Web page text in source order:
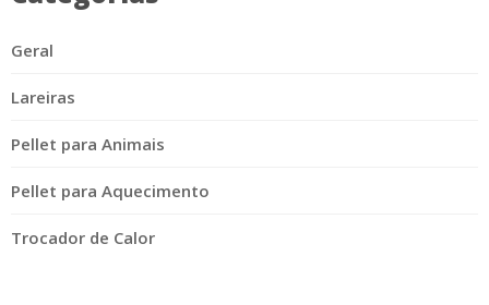
Geral
Lareiras
Pellet para Animais
Pellet para Aquecimento
Trocador de Calor